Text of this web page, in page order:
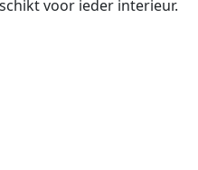
voor ieder interieur.